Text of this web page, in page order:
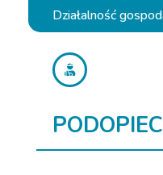
Działalność